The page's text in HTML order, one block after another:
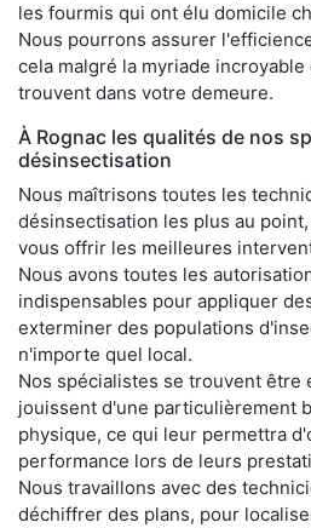
les fourmis qui ont élu domicile
Nous pourrons assurer
cela malgré la myriade
trouvent dans votre demeure.
À Rognac les qualités de nos
désinsectisation
Nous maîtrisons toutes les
désinsectisation les plus au
vous offrir les meilleures
Nous avons toutes les
indispensables pour appliquer
exterminer des populations
n'importe quel local.
Nos spécialistes se trouvent être
jouissent d'une particulièrement
physique, ce qui leur permettra
performance lors de leurs
Nous travaillons avec des
déchiffrer des plans, pour